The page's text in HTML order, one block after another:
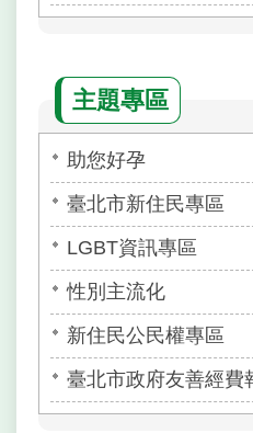
主題專區
助您好孕
臺北市新住民專區
LGBT資訊專區
性別主流化
新住民公民權專區
臺北市政府友善經費